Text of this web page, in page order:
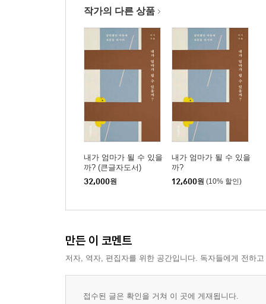
작가의 다른 상품
내가 엄마가 될 수 있을
까? (큰글자도서)
32,000원
내가 엄마가 될 수 있을
까?
12,600원 (10% 할인)
만든 이 코멘트
저자, 역자, 편집자를 위한 공간입니다. 독자들에게 전하
접수된 글은 확인을 거쳐 이 곳에 게재됩니다.